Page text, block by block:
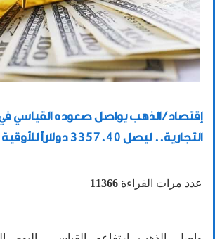
إقتصاد / الذهب يواصل صعوده القياسي
التجارية.. ليصل 3357.40 دولاراً للأوقية
عدد مرات القراءة 11366